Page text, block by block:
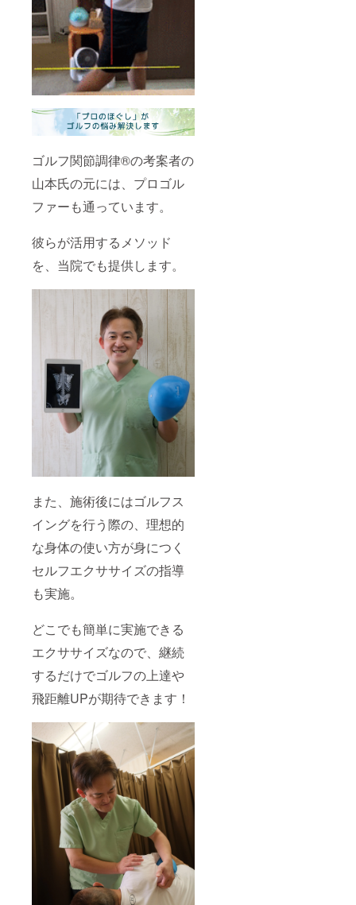
ゴルフ関節調律®の考案者の
山本氏の元には、プロゴル
ファーも通っています。
彼らが活用するメソッド
を、当院でも提供します。
また、施術後にはゴルフス
イングを行う際の、理想的
な身体の使い方が身につく
セルフエクササイズの指導
も実施。
どこでも簡単に実施できる
エクササイズなので、継続
するだけでゴルフの上達や
飛距離UPが期待できます！